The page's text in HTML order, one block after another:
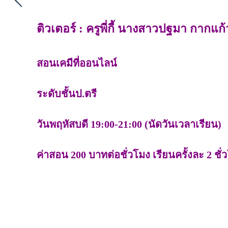
ติวเตอร์ : ครูพี่กี้ นางสาวปฐมา กากแก้
สอนเคมีที่ออนไลน์
ระดับชั้นป.ตรี
วันพฤหัสบดี 19:00-21:00 (นัดวันเวลาเรียน)
ค่าสอน 200 บาทต่อชั่วโมง เรียนครั้งละ 2 ชั่